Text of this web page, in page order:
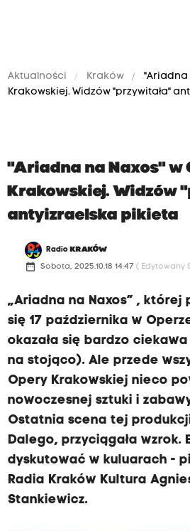
Aktualności Kraków
"Ariadna
Krakowskiej. Widzów "przywitała"
"Ariadna na Naxos" w
Krakowskiej. Widzów
antyizraelska pikieta
Radio KRAKÓW
date_range Sobota, 2025.10.18 14:47 ( Edytowany
„Ariadna na Naxos” , której
się 17 października w
okazała się bardzo
na stojąco). Ale przede
Opery Krakowskiej nieco
nowoczesnej sztuki i
Ostatnia scena tej
Dalego, przyciągała wzrok.
dyskutować w kuluarach -
Radia Kraków Kultura
Stankiewicz.